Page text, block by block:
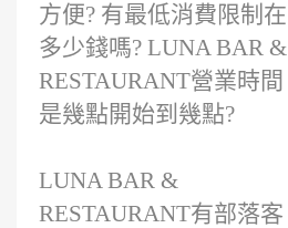
方便? 有最低消費限制在
多少錢嗎? LUNA BAR &
RESTAURANT營業時間
是幾點開始到幾點?
LUNA BAR &
RESTAURANT有部落客